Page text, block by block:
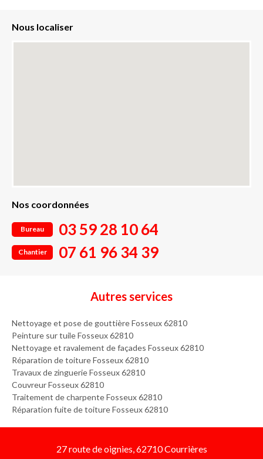
Nous localiser
Nos coordonnées
Bureau 03 59 28 10 64
Chantier 07 61 96 34 39
Autres services
Nettoyage et pose de gouttière Fosseux 62810
Peinture sur tuile Fosseux 62810
Nettoyage et ravalement de façades Fosseux 62810
Réparation de toiture Fosseux 62810
Travaux de zinguerie Fosseux 62810
Couvreur Fosseux 62810
Traitement de charpente Fosseux 62810
Réparation fuite de toiture Fosseux 62810
27 route de oignies, 62710 Courrières